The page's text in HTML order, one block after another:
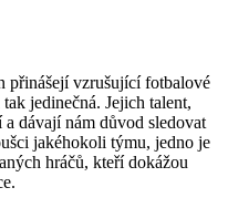
přinášejí vzrušující fotbalové
jedinečná. Jejich talent,
dávají nám důvod sledovat
jakéhokoli týmu, jedno je
hráčů, kteří dokážou